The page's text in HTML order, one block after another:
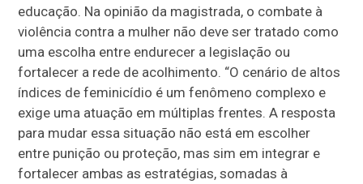
educação. Na opinião da magistrada, o combate à
violência contra a mulher não deve ser tratado como
uma escolha entre endurecer a legislação ou
fortalecer a rede de acolhimento. “O cenário de altos
índices de feminicídio é um fenômeno complexo e
exige uma atuação em múltiplas frentes. A resposta
para mudar essa situação não está em escolher
entre punição ou proteção, mas sim em integrar e
fortalecer ambas as estratégias, somadas à